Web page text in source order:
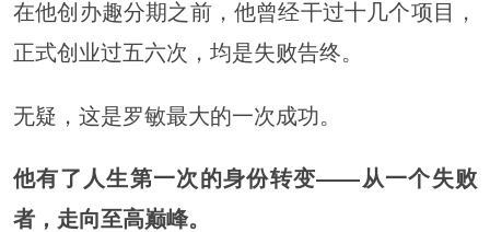
在他创办趣分期之前，他曾经干过十几个项目，
正式创业过五六次，均是失败告终。
无疑，这是罗敏最大的一次成功。
他有了人生第一次的身份转变——从一个失败
者，走向至高巅峰。